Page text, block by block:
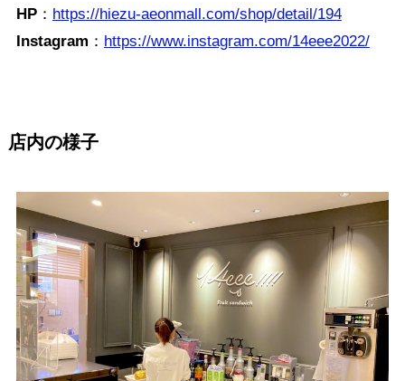
HP： https://hiezu-aeonmall.com/shop/detail/194
Instagram ： https://www.instagram.com/14eee2022/
店内の様子